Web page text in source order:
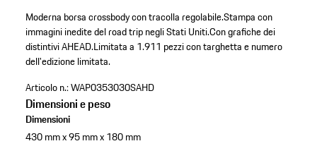
Moderna borsa crossbody con tracolla regolabile.Stampa con
immagini inedite del road trip negli Stati Uniti.Con grafiche dei
distintivi AHEAD.Limitata a 1.911 pezzi con targhetta e numero
dell'edizione limitata.
Articolo n.:WAP0353030SAHD
Dimensioni e peso
Dimensioni
430 mm x 95 mm x 180 mm